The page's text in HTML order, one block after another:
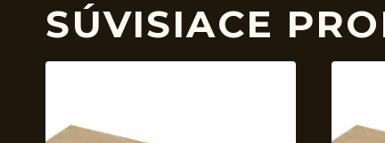
SÚVISIACE